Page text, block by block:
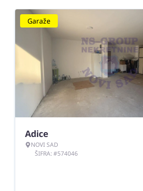
Garaže
Adice
NOVI SAD
ŠIFRA: #574046